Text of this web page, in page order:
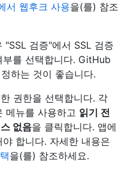
서 웹후크 사용을(를) 참조
"SSL 검증"에서 SSL 검증
를 선택합니다. GitHub
하는 것이 좋습니다.
권한을 선택합니다. 각
메뉴를 사용하고 읽기 전
없음을 클릭합니다. 앱에
합니다. 자세한 내용은
을(를) 참조하세요.